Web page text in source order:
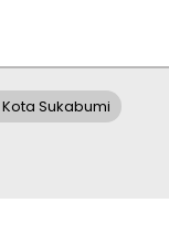
Sukabumi